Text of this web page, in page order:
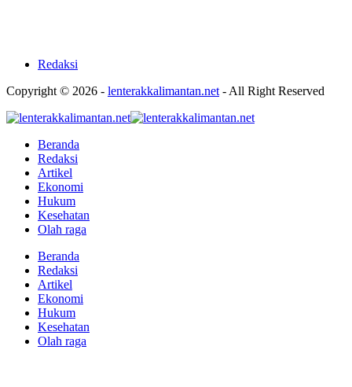
Redaksi
Copyright © 2026 - lenterakkalimantan.net - All Right Reserved
Beranda
Redaksi
Artikel
Ekonomi
Hukum
Kesehatan
Olah raga
Beranda
Redaksi
Artikel
Ekonomi
Hukum
Kesehatan
Olah raga